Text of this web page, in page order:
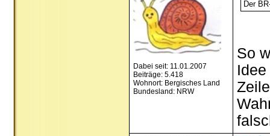
Dabei seit: 11.01.2007
Beiträge: 5.418
Wohnort: Bergisches Land
Bundesland: NRW
Der
So